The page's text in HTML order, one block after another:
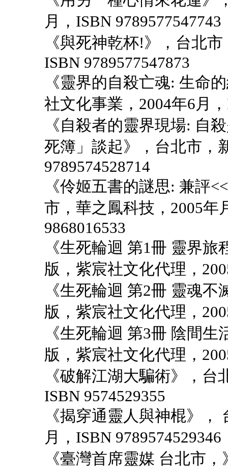
月，ISBN 9789577547743
《與死神乾杯!》，台北
ISBN 9789577547873
《靈界的自殺亡魂: 生命
社文化事業，2004年6月
《自殺者的靈界現場: 自
死簿」談起》，台北市，
9789574528714
《伶姬五書的謎思: 兼評
市，華之鳳科技，2005年
9868016533
《生死輪迴 第1冊 靈界
版，紫宸社文化代理，
《生死輪迴 第2冊 靈魂
版，紫宸社文化代理，
《生死輪迴 第3冊 陰間
版，紫宸社文化代理，
《破解江湖大騙術》，
ISBN 9574529355
《揭穿通靈人與神棍》
月，ISBN 9789574529346
《臺灣首席靈媒 台北市